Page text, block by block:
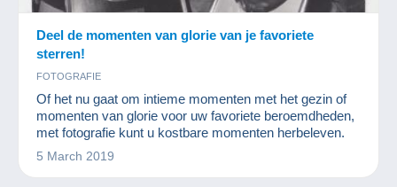
Deel de momenten van glorie van je favoriete
sterren!
FOTOGRAFIE
Of het nu gaat om intieme momenten met het gezin of
momenten van glorie voor uw favoriete beroemdheden,
met fotografie kunt u kostbare momenten herbeleven.
5 March 2019